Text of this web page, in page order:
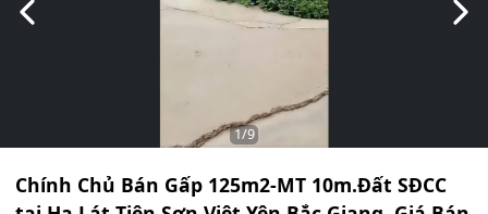
Slide trước
1/9
Chính Chủ Bán Gấp 125m2-MT 10m.Đất SĐCC